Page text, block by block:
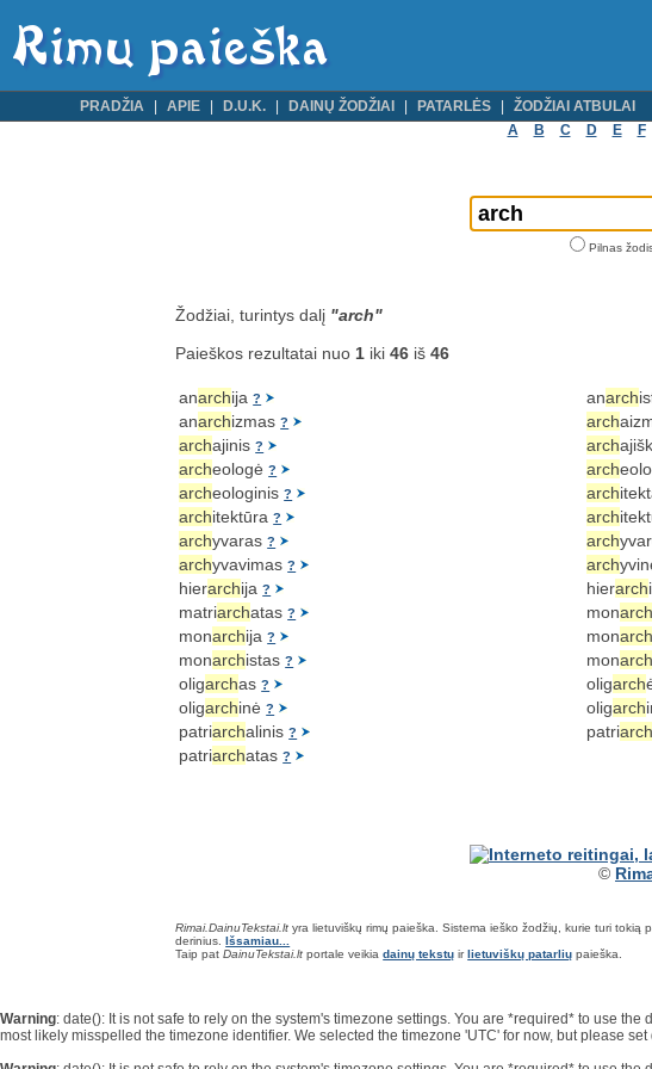
PRADŽIA APIE D.U.K. DAINŲ ŽODŽIAI PATARLĖS
ŽODŽIAI ATBULAI
A
B C D E F
Pilnas
Žodžiai, turintys dalį "arch"
Paieškos rezultatai nuo 1 iki46 iš46
anarchija? anarch
anarchizmas? arch
archajinis? arch
archeologė? arch
archeologinis? arch
architektūra? arch
archyvaras? arch
archyvavimas? arch
hierarchija? hierarch
matriarchatas? mon
monarchija? monarch
monarchistas? monarch
oligarchas? oligarch
oligarchinė? oligarch
patriarchalinis? patri
patriarchatas?
©
Rimai.DainuTekstai.lt yra lietuviškų rimų paieška. Sistema ieško žodžių, kurie turi
derinius.Išsamiau...
Taip patDainuTekstai.lt portale veikiadainų tekstų irlietuviškų patarlių paieška.
Warning: date(): It is not safe to rely on the system's timezone settings. You are *required* to use
most likely misspelled the timezone identifier. We selected the timezone 'UTC' for now, but please